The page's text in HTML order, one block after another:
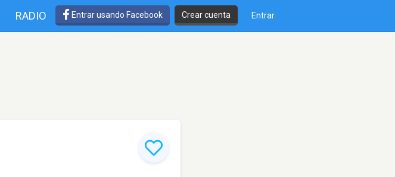
RADIO Entrar usando Facebook Crear cuenta Entrar